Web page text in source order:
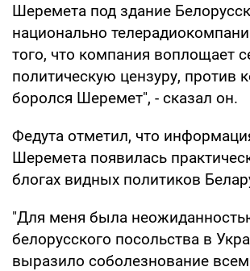
Шеремета под здание
национально
того, что компания воплощает
политическую цензуру, против
боролся Шеремет", - сказал он.
Федута отметил, что
Шеремета появилась
блогах видных политиков
"Для меня была
белорусского посольства в
выразило соболезнование